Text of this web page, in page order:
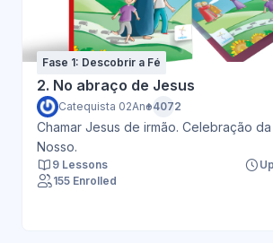
Fase 1: Descobrir a Fé
2. No abraço de Jesus
Catequista 02Ano+4072
Chamar Jesus de irmão. Celebração
Nosso.
9 Lessons
155 Enrolled